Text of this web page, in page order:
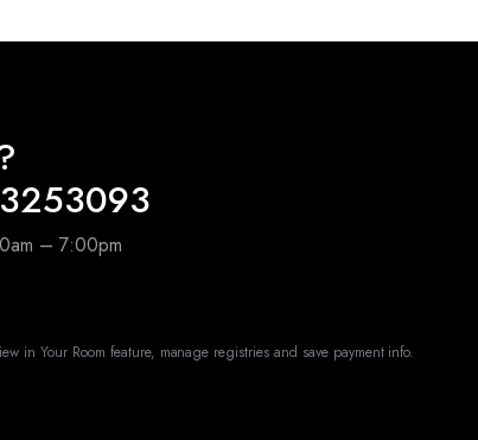
– 7:00pm
in Your Room feature, manage registries and save payment info.